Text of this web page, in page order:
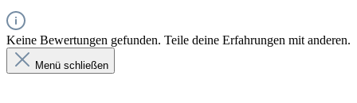
Keine Bewertungen gefunden. Teile deine Erfahrungen mit anderen.
Menü schließen